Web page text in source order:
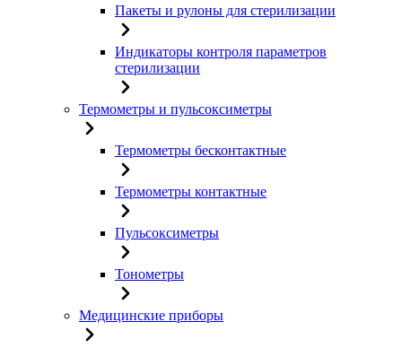
Пакеты и рулоны для стерилизации
Индикаторы контроля параметров
стерилизации
Термометры и пульсоксиметры
Термометры бесконтактные
Термометры контактные
Пульсоксиметры
Тонометры
Медицинские приборы